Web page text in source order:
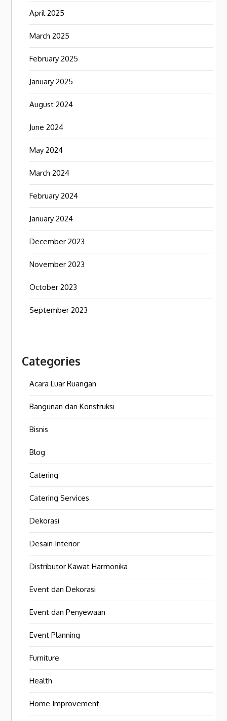
April 2025
March 2025
February 2025
January 2025
August 2024
June 2024
May 2024
March 2024
February 2024
January 2024
December 2023
November 2023
October 2023
September 2023
Categories
Acara Luar Ruangan
Bangunan dan Konstruksi
Bisnis
Blog
Catering
Catering Services
Dekorasi
Desain Interior
Distributor Kawat Harmonika
Event dan Dekorasi
Event dan Penyewaan
Event Planning
Furniture
Health
Home Improvement